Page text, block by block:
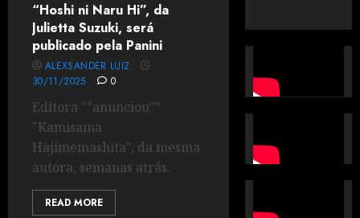
“Hoshi ni Naru Hi”, da
Julietta Suzuki, será
publicado pela Panini
ALEXSANDER LUIZ
30/11/2025
0
Editora ""anunciou""
"Kamisama
Hajimemashita", da mesma
autora, semanas atrás.
READ MORE